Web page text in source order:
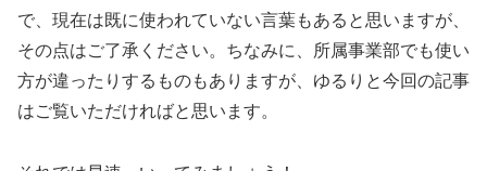
で、現在は既に使われていない言葉もあると思いますが、
その点はご了承ください。ちなみに、所属事業部でも使い
方が違ったりするものもありますが、ゆるりと今回の記事
はご覧いただければと思います。